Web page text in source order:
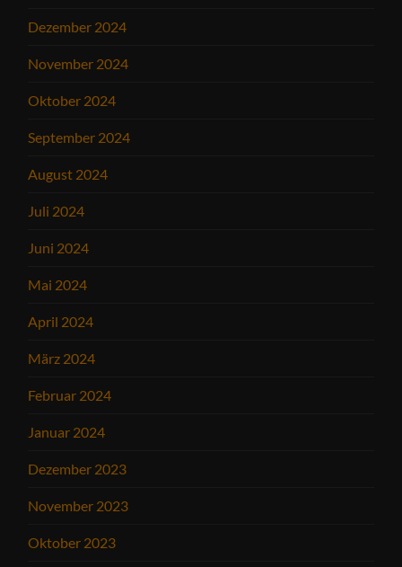
Dezember 2024
November 2024
Oktober 2024
September 2024
August 2024
Juli 2024
Juni 2024
Mai 2024
April 2024
März 2024
Februar 2024
Januar 2024
Dezember 2023
November 2023
Oktober 2023